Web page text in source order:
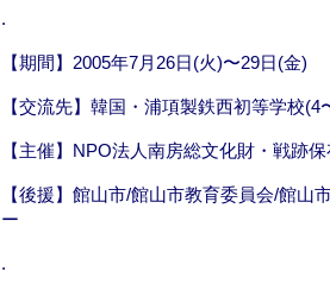
.
【期間】2005年7月26日(火)〜29日(金)
【交流先】韓国・浦項製鉄西初等学校
【主催】NPO法人南房総文化財・戦跡
【後援】館山市/館山市教育委員会/館山
ー
.